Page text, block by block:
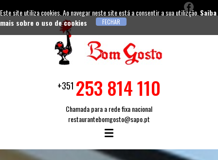
+351 253 814 110
Chamada para a rede fixa nacional
restaurantebomgosto@sapo.pt
Este site utiliza cookies. Ao navegar neste site está a consentir a sua utilizção. Saiba
mais sobre o uso de cookies